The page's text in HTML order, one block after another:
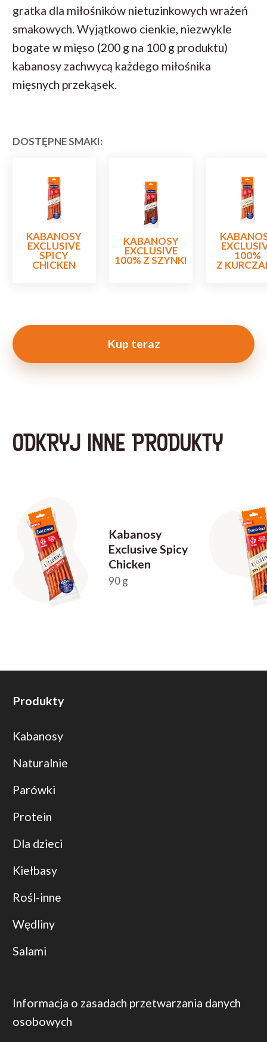
gratka dla miłośników nietuzinkowych wrażeń
smakowych. Wyjątkowo cienkie, niezwykle
bogate w mięso (200 g na 100 g produktu)
kabanosy zachwycą każdego miłośnika
mięsnych przekąsek.
DOSTĘPNE SMAKI:
KABANOSY
EXCLUSIVE
SPICY
CHICKEN
KABANOSY
EXCLUSIVE
100% Z SZYNKI 100%
Z
Kup teraz
ODKRYJ INNE PRODUKTY
Kabanosy
Exclusive Spicy
Chicken
90 g
Produkty
Kabanosy
Naturalnie
Parówki
Protein
Dla dzieci
Kiełbasy
Rośl-inne
Wędliny
Salami
Informacja o zasadach przetwarzania danych
osobowych